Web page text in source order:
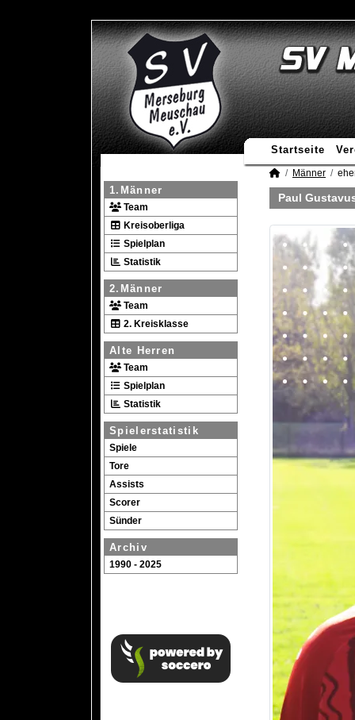
Startseite
1.Männer
Team
Kreisoberliga
Spielplan
Statistik
2.Männer
Team
2. Kreisklasse
Alte Herren
Team
Spielplan
Statistik
Spielerstatistik
Spiele
Tore
Assists
Scorer
Sünder
Archiv
1990 - 2025
Männer
Paul